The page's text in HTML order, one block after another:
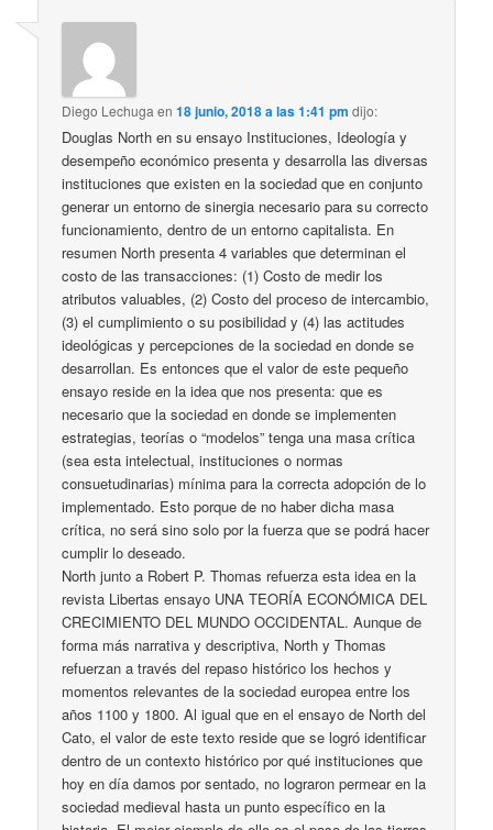
Diego Lechuga en18 junio, 2018 a las 1:41 pm dijo:
Douglas North en su ensayo Instituciones, Ideología y
desempeño económico presenta y desarrolla las diversas
instituciones que existen en la sociedad que en conjunto
generar un entorno de sinergia necesario para su correcto
funcionamiento, dentro de un entorno capitalista. En
resumen North presenta 4 variables que determinan el
costo de las transacciones: (1) Costo de medir los
atributos valuables, (2) Costo del proceso de intercambio,
(3) el cumplimiento o su posibilidad y (4) las actitudes
ideológicas y percepciones de la sociedad en donde se
desarrollan. Es entonces que el valor de este pequeño
ensayo reside en la idea que nos presenta: que es
necesario que la sociedad en donde se implementen
estrategias, teorías o “modelos” tenga una masa crítica
(sea esta intelectual, instituciones o normas
consuetudinarias) mínima para la correcta adopción de lo
implementado. Esto porque de no haber dicha masa
crítica, no será sino solo por la fuerza que se podrá hacer
cumplir lo deseado.
North junto a Robert P. Thomas refuerza esta idea en la
revista Libertas ensayo UNA TEORÍA ECONÓMICA DEL
CRECIMIENTO DEL MUNDO OCCIDENTAL. Aunque de
forma más narrativa y descriptiva, North y Thomas
refuerzan a través del repaso histórico los hechos y
momentos relevantes de la sociedad europea entre los
años 1100 y 1800. Al igual que en el ensayo de North del
Cato, el valor de este texto reside que se logró identificar
dentro de un contexto histórico por qué instituciones que
hoy en día damos por sentado, no lograron permear en la
sociedad medieval hasta un punto específico en la